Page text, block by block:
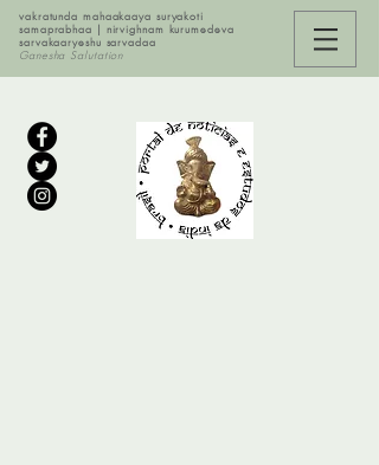
vakratunda mahaakaaya suryakoti
samaprabhaa | nirvighnam kurumedeva
sarvakaaryeshu sarvadaa
Ganesha Salutation